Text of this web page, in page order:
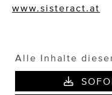
www.sisteract.at
Alle Inhalte